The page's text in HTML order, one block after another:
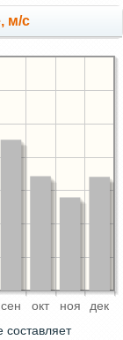
м/с
сен окт ноя дек
составляет